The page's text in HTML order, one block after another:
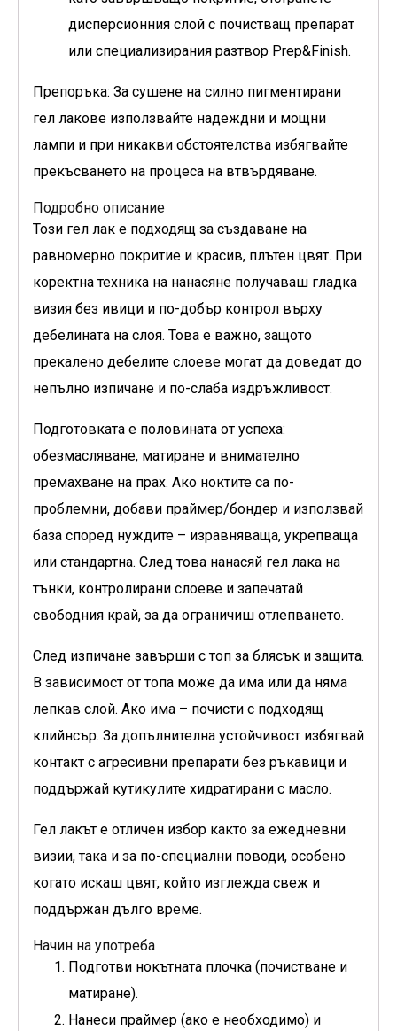
дисперсионния слой с почистващ препарат
или специализирания разтвор Prep&Finish.
Препоръка: За сушене на силно пигментирани
гел лакове използвайте надеждни и мощни
лампи и при никакви обстоятелства избягвайте
прекъсването на процеса на втвърдяване.
Подробно описание
Този гел лак е подходящ за създаване на
равномерно покритие и красив, плътен цвят. При
коректна техника на нанасяне получаваш гладка
визия без ивици и по-добър контрол върху
дебелината на слоя. Това е важно, защото
прекалено дебелите слоеве могат да доведат до
непълно изпичане и по-слаба издръжливост.
Подготовката е половината от успеха:
обезмасляване, матиране и внимателно
премахване на прах. Ако ноктите са по-
проблемни, добави праймер/бондер и използвай
база според нуждите – изравняваща, укрепваща
или стандартна. След това нанасяй гел лака на
тънки, контролирани слоеве и запечатай
свободния край, за да ограничиш отлепването.
След изпичане завърши с топ за блясък и защита.
В зависимост от топа може да има или да няма
лепкав слой. Ако има – почисти с подходящ
клийнсър. За допълнителна устойчивост избягвай
контакт с агресивни препарати без ръкавици и
поддържай кутикулите хидратирани с масло.
Гел лакът е отличен избор както за ежедневни
визии, така и за по-специални поводи, особено
когато искаш цвят, който изглежда свеж и
поддържан дълго време.
Начин на употреба
Подготви нокътната плочка (почистване и
матиране).
Нанеси праймер (ако е необходимо) и